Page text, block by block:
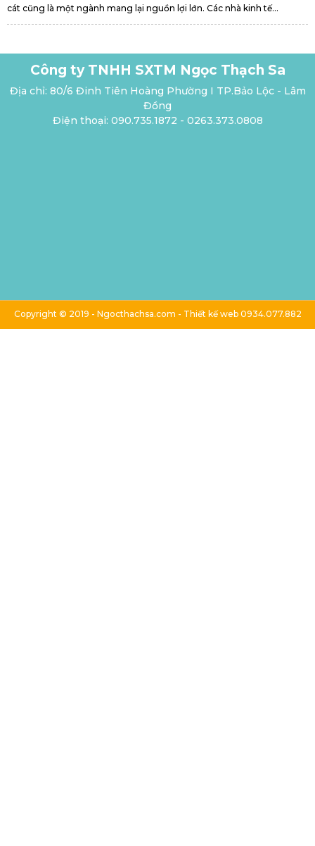
cát cũng là một ngành mang lại nguồn lợi lớn. Các nhà kinh tế...
Công ty TNHH SXTM Ngọc Thạch Sa
Địa chỉ: 80/6 Đinh Tiên Hoàng Phường I TP.Bảo Lộc - Lâm
Đồng
Điện thoại: 090.735.1872 - 0263.373.0808
Copyright © 2019 - Ngocthachsa.com - Thiết kế web 0934.077.882